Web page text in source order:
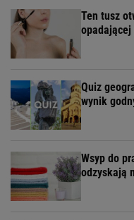
Ten tusz
Quiz
wynik
Wsyp do
odzyskają